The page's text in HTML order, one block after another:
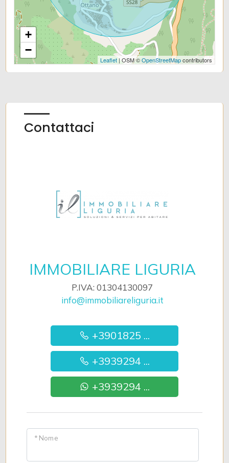
+
−
Leaflet| OSM ©OpenStreetMapcontributors
Contattaci
IMMOBILIARE LIGURIA
P.IVA: 01304130097
info@immobiliareliguria.it
+3901825 ...
+3939294 ...
+3939294 ...
* Nome